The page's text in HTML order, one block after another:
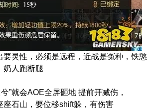
要灵性，必须是远程，近战是冤种，铁憨
奶人跑断腿
”就会AOE全屏砸地 提前开减伤，
座石山，要位移shift躲，有伤害